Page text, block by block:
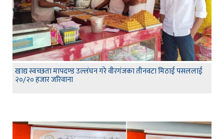
खाद्य स्वच्छता मापदण्ड उल्लंघन गरे वीरगंजका तीनवटा मिठाई पसललाई
२०/२० हजार जरिवाना